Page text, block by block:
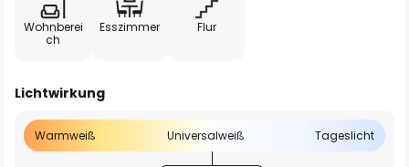
Wohnberei
ch
Esszimmer Flur
Lichtwirkung
Warmweiß Universalweiß Tageslicht